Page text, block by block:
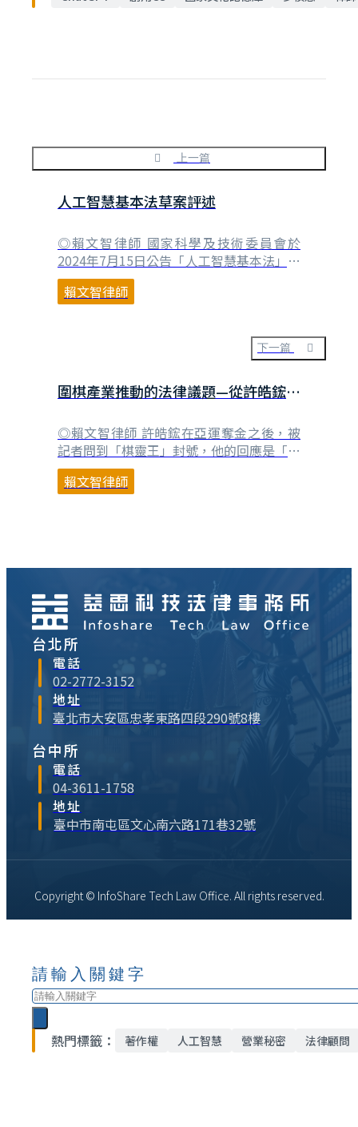
上一篇
人工智慧基本法草案評述
◎賴文智律師 國家科學及技術委員會於
2024年7月15日公告「人工智慧基本法」草
案[1]。我國立法技術上使用「基本法」為
名，始於1999年「科學技術基本法」的立
利義務之作用法，也不是規定政府機關組織
的組織法，而是在科技領域中作相關原則規
定之母法⋯
賴文智律師
下一篇
圍棋產業推動的法律議題—從許皓鋐亞
◎賴文智律師 許皓鋐在亞運奪金之後，被
記者問到「棋靈王」封號，他的回應是「我
沒看過棋靈王。」這個回答也帶出了台灣與
日本在圍棋推廣上共同面對的問題，當
議題—棋靈王IP的⋯
賴文智律師
台北所
電話
02-2772-3152
地址
臺北市大安區忠孝東路四段290號8樓
台中所
電話
04-3611-1758
地址
臺中市南屯區文心南六路171巷32號
Copyright © InfoShare Tech Law Office. All rights reserved.
請輸入關鍵字
搜
尋
熱門標籤：
著作權 人工智慧 營業秘密 法律顧問